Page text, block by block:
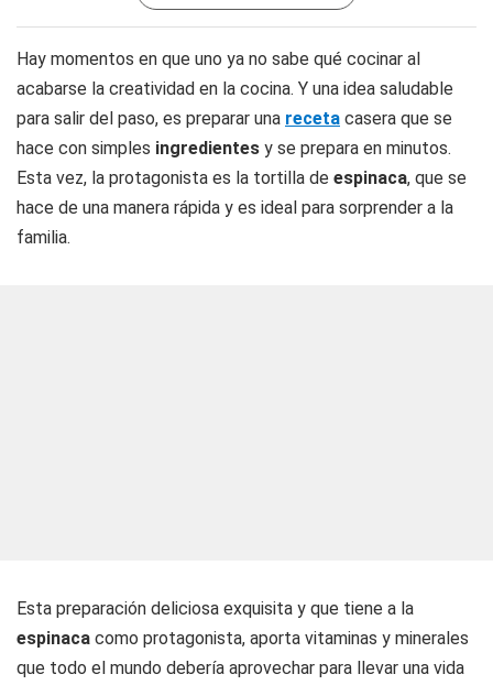
Hay momentos en que uno ya no sabe qué cocinar al
acabarse la creatividad en la cocina. Y una idea saludable
para salir del paso, es preparar una receta casera que se
hace con simples ingredientes y se prepara en minutos.
Esta vez, la protagonista es la tortilla de espinaca, que se
hace de una manera rápida y es ideal para sorprender a la
familia.
Esta preparación deliciosa exquisita y que tiene a la
espinaca como protagonista, aporta vitaminas y minerales
que todo el mundo debería aprovechar para llevar una vida